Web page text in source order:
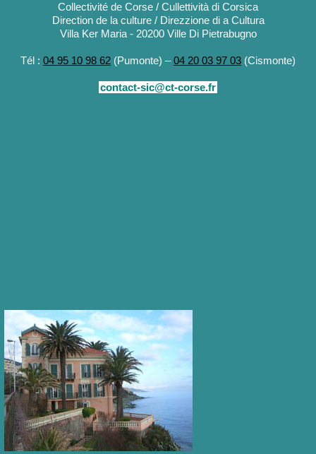
Collectivité de Corse / Cullettività di Corsica
Direction de la culture / Direzzione di a Cultura
Villa Ker Maria - 20200 Ville Di Pietrabugno
Tél : 04 95 10 98 62 (Pumonte) –04 20 03 97 03 (Cismonte)
contact-sic@ct-corse.fr